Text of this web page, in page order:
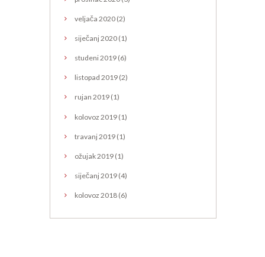
veljača 2020(2)
siječanj2020(1)
studeni2019(6)
listopad 2019(2)
rujan 2019(1)
kolovoz 2019(1)
travanj2019(1)
ožujak2019(1)
siječanj2019(4)
kolovoz 2018(6)